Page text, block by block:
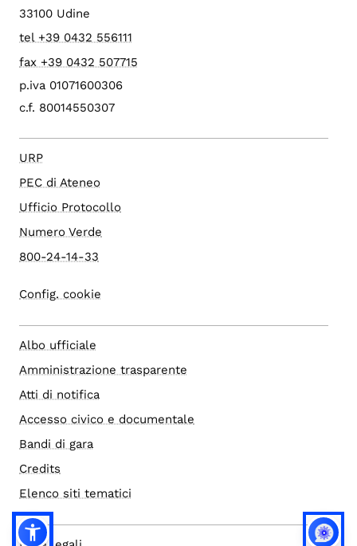
33100 Udine
tel +39 0432 556111
fax +39 0432 507715
p.iva 01071600306
c.f. 80014550307
URP
PEC di Ateneo
Ufficio Protocollo
Numero Verde
800-24-14-33
Config. cookie
Albo ufficiale
Amministrazione trasparente
Atti di notifica
Accesso civico e documentale
Bandi di gara
Credits
Elenco siti tematici